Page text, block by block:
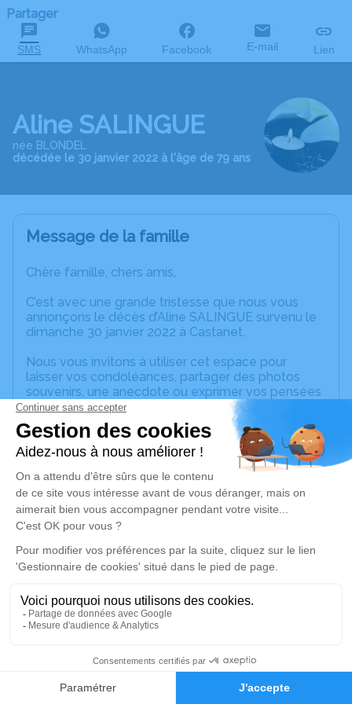
Faire-part Hommages
Partager
SMS WhatsApp Facebook E-mail Lien
Aline SALINGUE
née BLONDEL
décédée le 30 janvier 2022 à l'âge de 79 ans
Message de la famille
Chère famille, chers amis,
C’est avec une grande tristesse que nous vous
annonçons le décès d’Aline SALINGUE survenu le
dimanche 30 janvier 2022 à Castanet.
Nous vous invitons à utiliser cet espace pour
laisser vos condoléances, partager des photos
souvenirs, une anecdote ou exprimer vos pensées
à travers des poèmes ou des textes. Cet endroit
est un lieu d'expression dédié à honorer la
mémoire d’Aline SALINGUE.
Un service de plantation d’arbre hommage est
disponible ici.
Cérémonie religieuse
vendredi 04 février 2022 à 15h00
Eglise Évangélique Assemblée de Dieu de
Villefranche-de-Rouergue
12200 Villefranche-de-Rouergue